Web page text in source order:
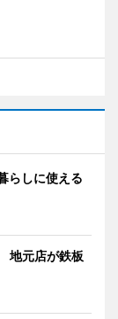
らしに使える
地元店が鉄板